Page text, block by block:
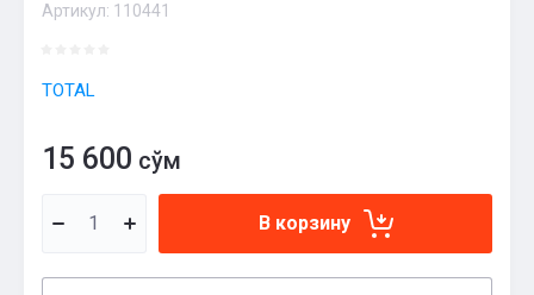
Артикул: 110441
TOTAL
15 600 сўм
В корзину